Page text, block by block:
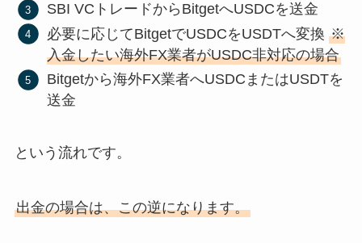
SBI VCトレードからBitgetへUSDCを送金
必要に応じてBitgetでUSDCをUSDTへ変換※
入金したい海外FX業者がUSDC非対応の場合
Bitgetから海外FX業者へUSDCまたはUSDTを
送金
という流れです。
出金の場合は、この逆になります。